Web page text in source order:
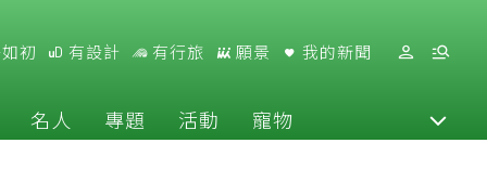
初 有設計 有行旅 願景 我的新聞
名人 專題 活動 寵物